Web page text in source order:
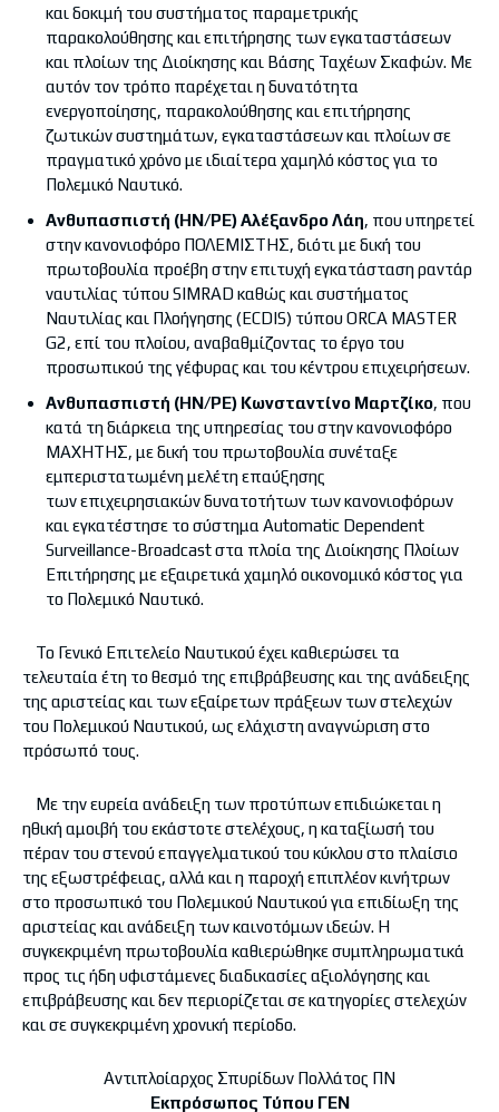
και δοκιμή του συστήματος παραμετρικής
παρακολούθησης και επιτήρησης των εγκαταστάσεων
και πλοίων της Διοίκησης και Βάσης Ταχέων Σκαφών. Με
αυτόν τον τρόπο παρέχεται η δυνατότητα
ενεργοποίησης, παρακολούθησης και επιτήρησης
ζωτικών συστημάτων, εγκαταστάσεων και πλοίων σε
πραγματικό χρόνο με ιδιαίτερα χαμηλό κόστος για το
Πολεμικό Ναυτικό.
Ανθυπασπιστή (ΗΝ/ΡΕ) Αλέξανδρο Λάη, που υπηρετεί
στην κανονιοφόρο ΠΟΛΕΜΙΣΤΗΣ, διότι με δική του
πρωτοβουλία προέβη στην επιτυχή εγκατάσταση ραντάρ
ναυτιλίας τύπου SIMRAD καθώς και συστήματος
Ναυτιλίας και Πλοήγησης (ECDIS) τύπου ORCA MASTER
G2, επί του πλοίου, αναβαθμίζοντας το έργο του
προσωπικού της γέφυρας και του κέντρου επιχειρήσεων.
Ανθυπασπιστή (ΗΝ/ΡΕ) Κωνσταντίνο Μαρτζίκο, που
κατά τη διάρκεια της υπηρεσίας του στην κανονιοφόρο
ΜΑΧΗΤΗΣ, με δική του πρωτοβουλία συνέταξε
εμπεριστατωμένη μελέτη επαύξησης
των επιχειρησιακών δυνατοτήτων των κανονιοφόρων
και εγκατέστησε το σύστημα Automatic Dependent
Surveillance-Broadcast στα πλοία της Διοίκησης Πλοίων
Επιτήρησης με εξαιρετικά χαμηλό οικονομικό κόστος για
το Πολεμικό Ναυτικό.
Το Γενικό Επιτελείο Ναυτικού έχει καθιερώσει τα
τελευταία έτη το θεσμό της επιβράβευσης και της ανάδειξης
της αριστείας και των εξαίρετων πράξεων των στελεχών
του Πολεμικού Ναυτικού, ως ελάχιστη αναγνώριση στο
πρόσωπό τους.
Με την ευρεία ανάδειξη των προτύπων επιδιώκεται η
ηθική αμοιβή του εκάστοτε στελέχους, η καταξίωσή του
πέραν του στενού επαγγελματικού του κύκλου στο πλαίσιο
της εξωστρέφειας, αλλά και η παροχή επιπλέον κινήτρων
στο προσωπικό του Πολεμικού Ναυτικού για επιδίωξη της
αριστείας και ανάδειξη των καινοτόμων ιδεών. Η
συγκεκριμένη πρωτοβουλία καθιερώθηκε συμπληρωματικά
προς τις ήδη υφιστάμενες διαδικασίες αξιολόγησης και
επιβράβευσης και δεν περιορίζεται σε κατηγορίες στελεχών
και σε συγκεκριμένη χρονική περίοδο.
Αντιπλοίαρχος Σπυρίδων Πολλάτος ΠΝ
Εκπρόσωπος Τύπου ΓΕΝ